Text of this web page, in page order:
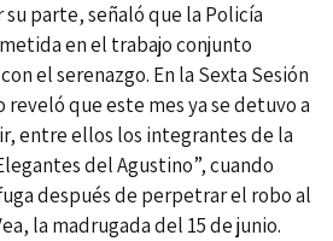
su parte, señaló que la Policía
en el trabajo conjunto
el serenazgo. En la Sexta Sesión
reveló que este mes ya se detuvo a
entre ellos los integrantes de la
del Agustino”, cuando
después de perpetrar el robo al
la madrugada del 15 de junio.